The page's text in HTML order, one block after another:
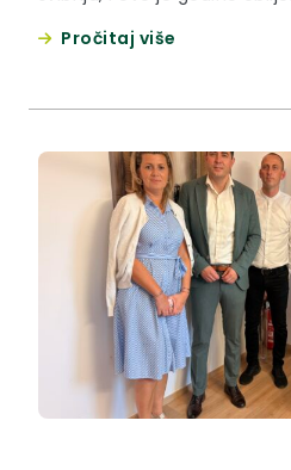
Krapina. Provođenjem
Pročitaj više